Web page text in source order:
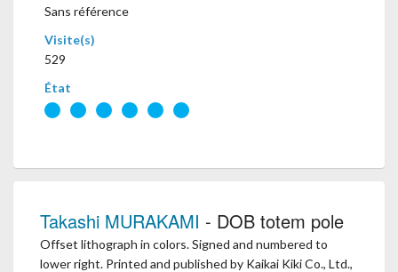
Sans référence
Visite(s)
529
État
Takashi MURAKAMI - DOB totem pole
Offset lithograph in colors. Signed and numbered to
lower right. Printed and published by Kaikai Kiki Co., Ltd.,